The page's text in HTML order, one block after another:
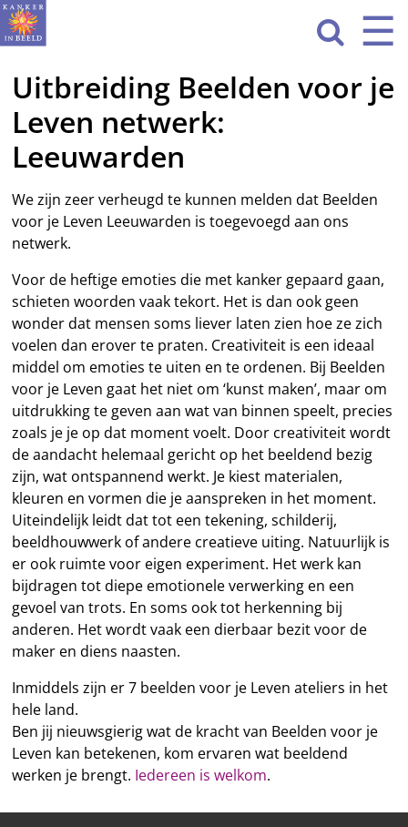
Sla
navigatie
over
☰
HOME
WAT WE DOEN
ACTIVITEITEN
OVER ONS
CONTACT
NIEUWS

Uitbreiding Beelden voor je
Leven netwerk:
Leeuwarden
We zijn zeer verheugd te kunnen melden dat Beelden
voor je Leven Leeuwarden is toegevoegd aan ons
netwerk.
Voor de heftige emoties die met kanker gepaard gaan,
schieten woorden vaak tekort. Het is dan ook geen
wonder dat mensen soms liever laten zien hoe ze zich
voelen dan erover te praten. Creativiteit is een ideaal
middel om emoties te uiten en te ordenen. Bij Beelden
voor je Leven gaat het niet om ‘kunst maken’, maar om
uitdrukking te geven aan wat van binnen speelt, precies
zoals je je op dat moment voelt. Door creativiteit wordt
de aandacht helemaal gericht op het beeldend bezig
zijn, wat ontspannend werkt. Je kiest materialen,
kleuren en vormen die je aanspreken in het moment.
Uiteindelijk leidt dat tot een tekening, schilderij,
beeldhouwwerk of andere creatieve uiting. Natuurlijk is
er ook ruimte voor eigen experiment. Het werk kan
bijdragen tot diepe emotionele verwerking en een
gevoel van trots. En soms ook tot herkenning bij
anderen. Het wordt vaak een dierbaar bezit voor de
maker en diens naasten.
Inmiddels zijn er 7 beelden voor je Leven ateliers in het
hele land.
Ben jij nieuwsgierig wat de kracht van Beelden voor je
Leven kan betekenen, kom ervaren wat beeldend
werken je brengt. Iedereen is welkom.